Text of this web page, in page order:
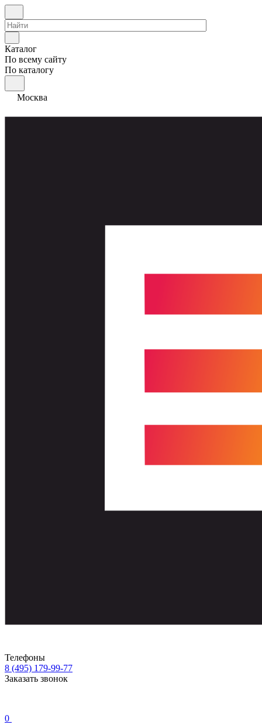
Каталог
По всему сайту
По каталогу
Москва
Телефоны
8 (495) 179-99-77
Заказать звонок
0